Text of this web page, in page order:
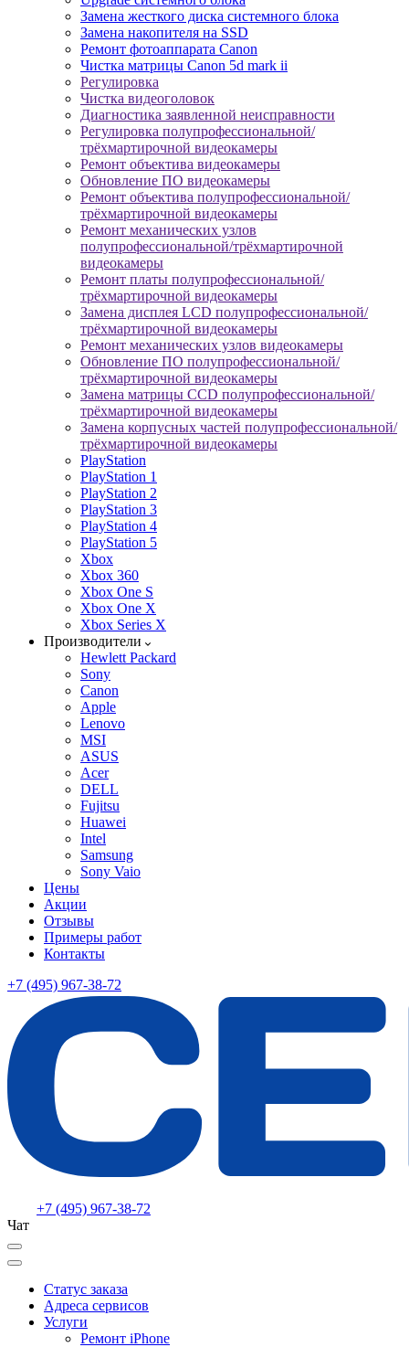
Замена жесткого диска системного блока
Замена накопителя на SSD
Ремонт фотоаппарата Canon
Чистка матрицы Canon 5d mark ii
Регулировка
Чистка видеоголовок
Диагностика заявленной неисправности
Регулировка полупрофессиональной/
трёхмартирочной видеокамеры
Ремонт объектива видеокамеры
Обновление ПО видеокамеры
Ремонт объектива полупрофессиональной/
трёхмартирочной видеокамеры
Ремонт механических узлов
полупрофессиональной/трёхмартирочной
видеокамеры
Ремонт платы полупрофессиональной/
трёхмартирочной видеокамеры
Замена дисплея LCD полупрофессиональной/
трёхмартирочной видеокамеры
Ремонт механических узлов видеокамеры
Обновление ПО полупрофессиональной/
трёхмартирочной видеокамеры
Замена матрицы CCD полупрофессиональной/
трёхмартирочной видеокамеры
Замена корпусных частей полупрофессиональной/
трёхмартирочной видеокамеры
PlayStation
PlayStation 1
PlayStation 2
PlayStation 3
PlayStation 4
PlayStation 5
Xbox
Xbox 360
Xbox One S
Xbox One X
Xbox Series X
Производители
Hewlett Packard
Sony
Canon
Apple
Lenovo
MSI
ASUS
Acer
DELL
Fujitsu
Huawei
Intel
Samsung
Sony Vaio
Цены
Акции
Отзывы
Примеры работ
Контакты
+7 (495) 967-38-72
+7 (495) 967-38-72
Чат
Статус заказа
Адреса сервисов
Услуги
Ремонт iPhone